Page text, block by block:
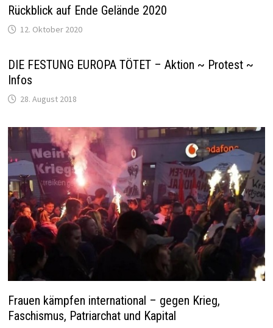
Rückblick auf Ende Gelände 2020
12. Oktober 2020
DIE FESTUNG EUROPA TÖTET – Aktion ~ Protest ~
Infos
28. August 2018
Frauen kämpfen international – gegen Krieg,
Faschismus, Patriarchat und Kapital